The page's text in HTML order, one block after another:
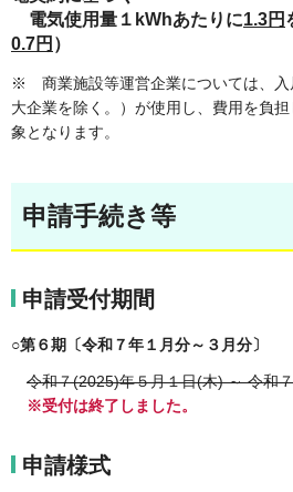
電気使用量１kWhあたりに1.3円
0.7円 ）
※ 商業施設等運営企業については、入
大企業を除く。）が使用し、費用を負
象となります。
申請手続き等
申請受付期間
○第６期〔令和７年１月分～３月分〕
令和７(2025)年５月１日(木) ～ 令和
※受付は終了しました。
申請様式